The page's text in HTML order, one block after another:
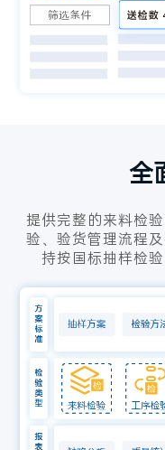
全
提供完整的来料检
验、验货管理流程
持按国标抽样检